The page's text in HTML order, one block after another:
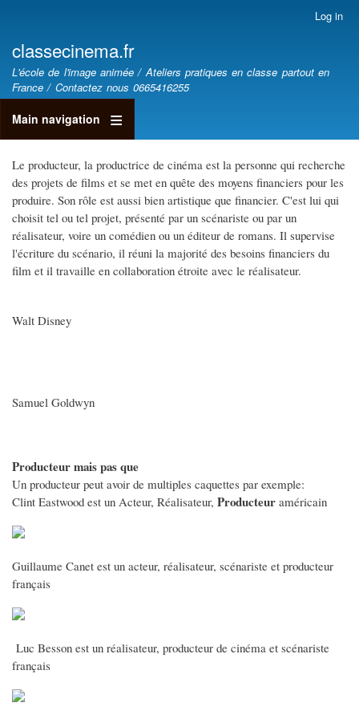
account
menu
Log in
classecinéma.fr
classecinema.fr
L'école de l'image animée / Ateliers pratiques en classe partout en
France / Contactez nous 0665416255
Main navigation
Le producteur, la productrice de cinéma est la personne qui recherche
des projets de films et se met en quête des moyens financiers pour les
produire. Son rôle est aussi bien artistique que financier. C'est lui qui
choisit tel ou tel projet, présenté par un scénariste ou par un
réalisateur, voire un comédien ou un éditeur de romans. Il supervise
l'écriture du scénario, il réuni la majorité des besoins financiers du
film et il travaille en collaboration étroite avec le réalisateur.
Walt Disney
Samuel Goldwyn
Producteur mais pas que
Un producteur peut avoir de multiples caquettes par exemple:
Clint Eastwood est un Acteur, Réalisateur, Producteur américain
Guillaume Canet est un acteur, réalisateur, scénariste et producteur
français
Luc Besson est un réalisateur, producteur de cinéma et scénariste
français